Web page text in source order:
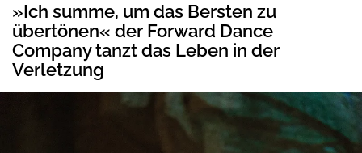
»Ich summe, um das Bersten zu
übertönen« der Forward Dance
Company tanzt das Leben in der
Verletzung